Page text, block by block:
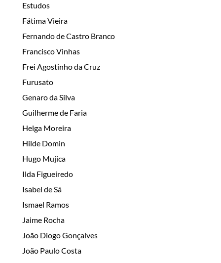
Estudos
Fátima Vieira
Fernando de Castro Branco
Francisco Vinhas
Frei Agostinho da Cruz
Furusato
Genaro da Silva
Guilherme de Faria
Helga Moreira
Hilde Domin
Hugo Mujica
Ilda Figueiredo
Isabel de Sá
Ismael Ramos
Jaime Rocha
João Diogo Gonçalves
João Paulo Costa